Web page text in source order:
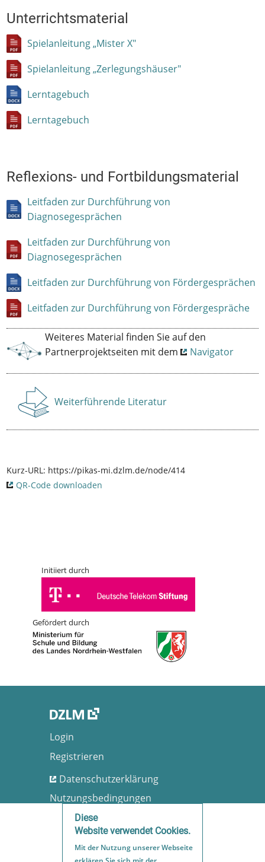
Unterrichtsmaterial
Spielanleitung „Mister X"
Spielanleitung „Zerlegungshäuser"
Lerntagebuch
Lerntagebuch
Reflexions- und Fortbildungsmaterial
Leitfaden zur Durchführung von
Diagnosegesprächen
Leitfaden zur Durchführung von
Diagnosegesprächen
Leitfaden zur Durchführung von Fördergesprächen
Leitfaden zur Durchführung von Fördergespräche
Weiteres Material finden Sie auf den
Partnerprojektseiten mit dem
Navigator
Anzeigen
Weiterführende Literatur
Kurz-URL: https://pikas-mi.dzlm.de/node/414
QR-Code downloaden
Initiiert durch
Gefördert durch
Login
Registrieren
Datenschutzerklärung
Nutzungsbedingungen
Barrierefreiheit
Impressum
Sitemap
Diese
Website verwendet Cookies.
Mit der Nutzung unserer Webseite